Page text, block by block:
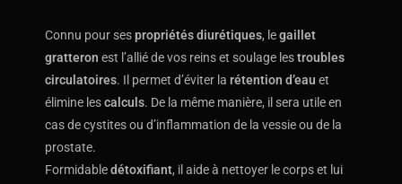
Connu pour sespropriétés diurétiques, legaillet
gratteron est l’allié de vos reins et soulage lestroubles
circulatoires. Il permet d’éviter la rétention d’eau et
élimine lescalculs. De la même manière, il sera utile en
cas de cystites ou d’inflammation de la vessie ou de la
prostate.
Formidabledétoxifiant, il aide à nettoyer le corps et lui